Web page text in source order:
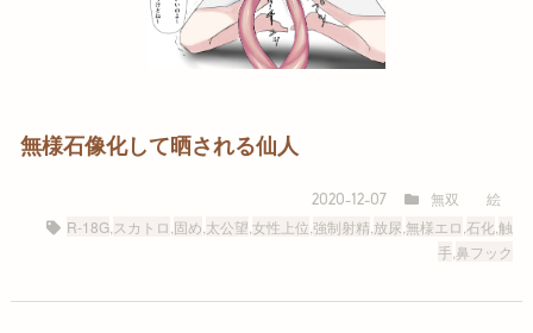
無様石像化して晒される仙人
2020-12-07 無双
絵
R-18G,スカトロ,固め,太公望,女性上位,強制射精,放尿,無様エロ,石化,触
手,鼻フック